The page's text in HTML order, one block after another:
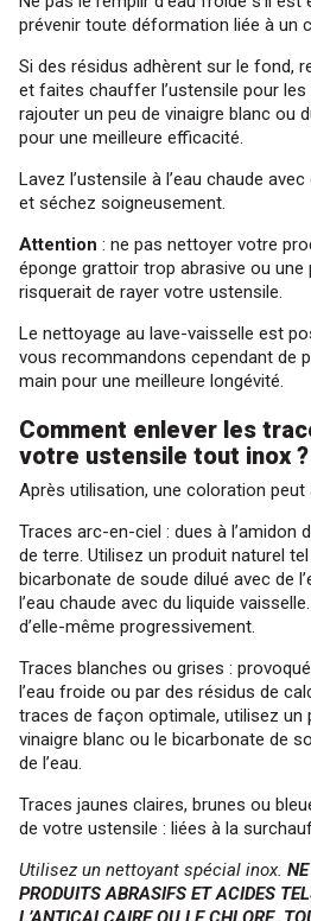
prévenir toute déformation liée à un
Si des résidus adhèrent sur le fond,
et faites chauffer l’ustensile pour
rajouter un peu de vinaigre blanc ou
pour une meilleure efficacité.
Lavez l’ustensile à l’eau chaude
et séchez soigneusement.
Attention : ne pas nettoyer votre
éponge grattoir trop abrasive ou une
risquerait de rayer votre ustensile.
Le nettoyage au lave-vaisselle est
vous recommandons cependant de
main pour une meilleure longévité.
Comment enlever les
votre ustensile tout inox ?
Après utilisation, une coloration peut
Traces arc-en-ciel : dues à l’amidon
de terre. Utilisez un produit naturel
bicarbonate de soude dilué avec de
l’eau chaude avec du liquide
d’elle-même progressivement.
Traces blanches ou grises :
l’eau froide ou par des résidus de
traces de façon optimale, utilisez un
vinaigre blanc ou le bicarbonate de
de l’eau.
Traces jaunes claires, brunes ou
de votre ustensile : liées à la
Utilisez un nettoyant spécial inox.
PRODUITS ABRASIFS ET ACIDES